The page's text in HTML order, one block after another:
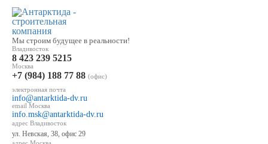
Мы строим будущее в реальности!
Владивосток
8 423 239 5215
Москва
+7 (984) 188 77 88 (офис)
электронная почта
info@antarktida-dv.ru
email Москва
info.msk@antarktida-dv.ru
адрес Владивосток
ул. Невская, 38, офис 29